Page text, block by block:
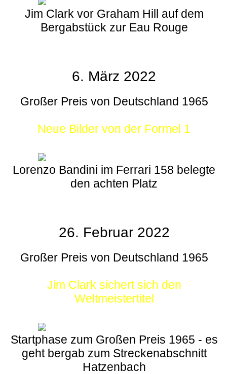
Jim Clark vor Graham Hill auf dem
Bergabstück zur Eau Rouge
6. März 2022
Großer Preis von Deutschland 1965
Neue Bilder von der Formel 1
Lorenzo Bandini im Ferrari 158 belegte
den achten Platz
26. Februar 2022
Großer Preis von Deutschland 1965
Jim Clark sichert sich den
Weltmeistertitel
Startphase zum Großen Preis 1965 - es
geht bergab zum Streckenabschnitt
Hatzenbach